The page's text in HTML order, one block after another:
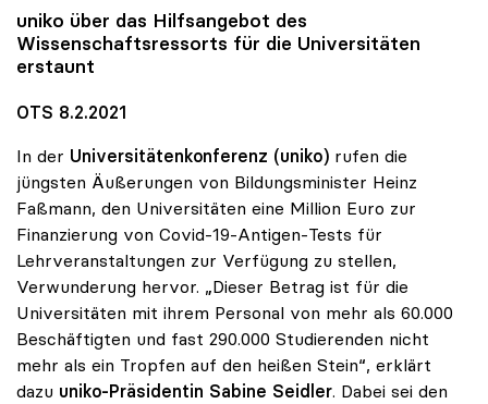
uniko über das Hilfsangebot des
Wissenschaftsressorts für die Universitäten
erstaunt
OTS 8.2.2021
In der Universitätenkonferenz (uniko) rufen die
jüngsten Äußerungen von Bildungsminister Heinz
Faßmann, den Universitäten eine Million Euro zur
Finanzierung von Covid-19-Antigen-Tests für
Lehrveranstaltungen zur Verfügung zu stellen,
Verwunderung hervor. „Dieser Betrag ist für die
Universitäten mit ihrem Personal von mehr als 60.000
Beschäftigten und fast 290.000 Studierenden nicht
mehr als ein Tropfen auf den heißen Stein“, erklärt
dazu uniko-Präsidentin Sabine Seidler. Dabei sei den